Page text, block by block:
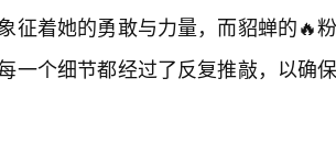
征着她的勇敢与力量，而貂蝉的🔥
一个细节都经过了反复推敲，以确